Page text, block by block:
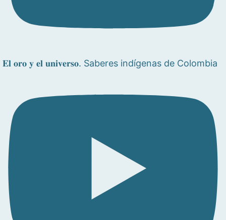
𝐄𝐥 𝐨𝐫𝐨 𝐲 𝐞𝐥 𝐮𝐧𝐢𝐯𝐞𝐫𝐬𝐨. Saberes indígenas de Colombia